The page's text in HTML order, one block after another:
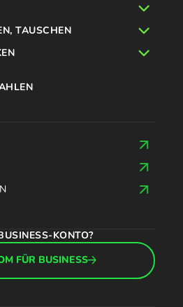
KONTO?
FÜR BUSINESS
TAUSCHEN